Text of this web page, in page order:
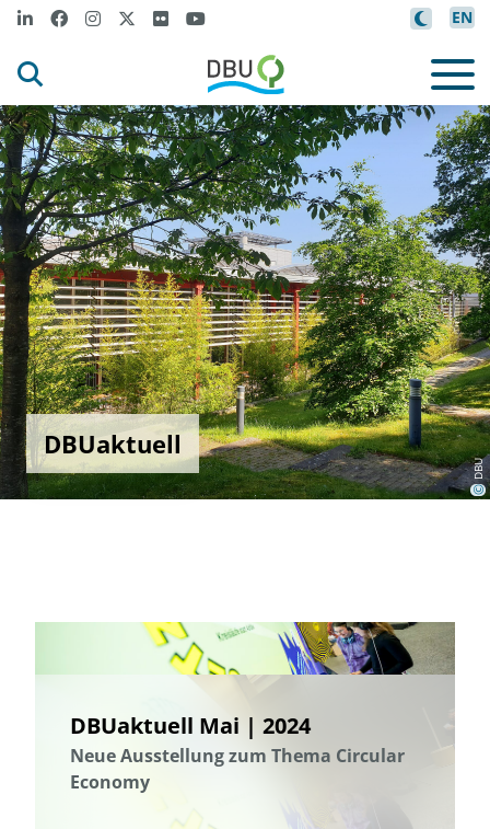
EN
©
DBU
DBUaktuell
DBUaktuell Mai | 2024
Neue Ausstellung zum Thema Circular
Economy